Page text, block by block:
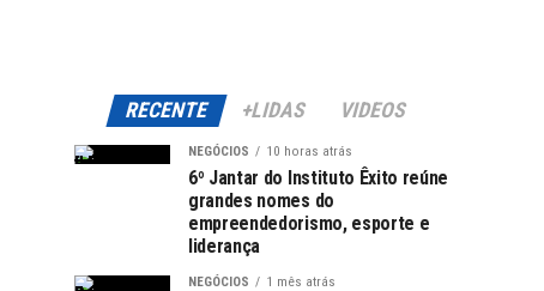
RECENTE +LIDAS VIDEOS
NEGÓCIOS 10 horas atrás
6º Jantar do Instituto Êxito reúne
grandes nomes do
empreendedorismo, esporte e
liderança
NEGÓCIOS 1 mês atrás